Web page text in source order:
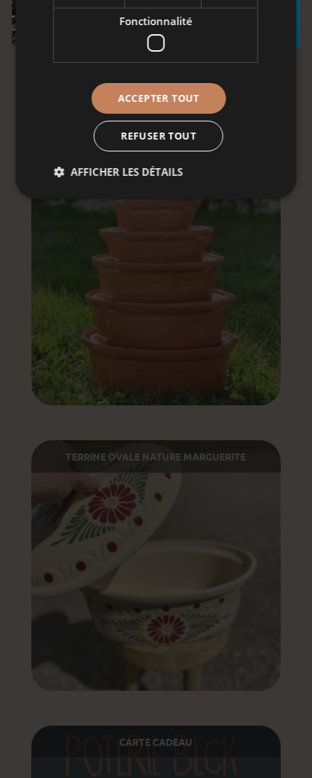
TERRINE OVALE UNI
TERRINE OVALE NATURE MARGUERITE
CARTE CADEAU
Fonctionnalité
ACCEPTER TOUT
REFUSER TOUT
AFFICHER LES DÉTAILS